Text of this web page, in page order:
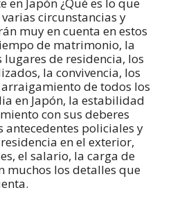
circunstancias y
muy en cuenta en estos
de matrimonio, la
de residencia, los
la convivencia, los
de todos los
en Japón, la estabilidad
con sus deberes
antecedentes policiales y
en el exterior,
el salario, la carga de
muchos los detalles que